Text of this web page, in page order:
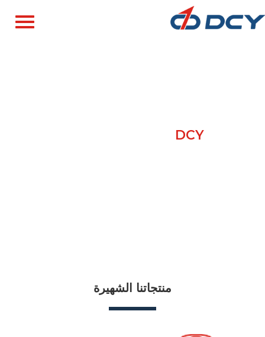
منتجاتنا الشهيرة